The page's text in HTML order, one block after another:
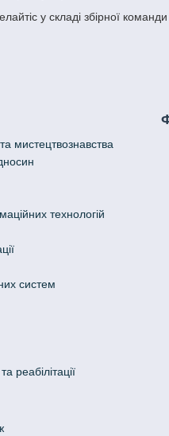
у складі збірної
мистецтвознавства
технологій
систем
реабілітації